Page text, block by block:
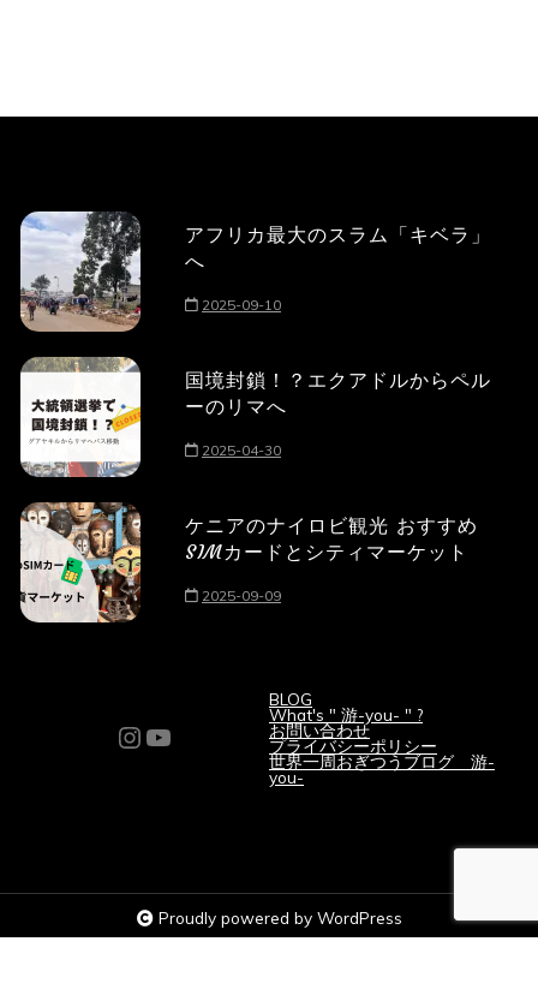
アフリカ最大のスラム「キベラ」
へ
2025-09-10
国境封鎖！？エクアドルからペル
ーのリマへ
2025-04-30
ケニアのナイロビ観光 おすすめ
SIMカードとシティマーケット
2025-09-09
Instagram
YouTube
BLOG
What's " 游-you- " ?
お問い合わせ
プライバシーポリシー
世界一周おぎつうブログ 游-
you-
Proudly powered by WordPress